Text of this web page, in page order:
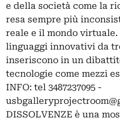
e della società come la
resa sempre più
reale e il mondo
linguaggi innovativi da
inseriscono in un
tecnologie come mezzi
INFO: tel 3487237095 -
DISSOLVENZE è una